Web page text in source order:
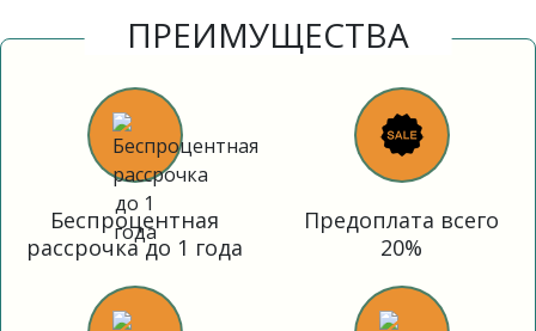
ПРЕИМУЩЕСТВА
Беспроцентная
рассрочка до 1 года
Предоплата всего
20%